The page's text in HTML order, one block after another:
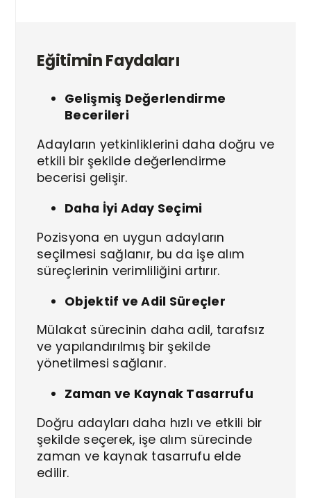
Eğitimin Faydaları
Gelişmiş Değerlendirme
Becerileri
Adayların yetkinliklerini daha doğru ve
etkili bir şekilde değerlendirme
becerisi gelişir.
Daha İyi Aday Seçimi
Pozisyona en uygun adayların
seçilmesi sağlanır, bu da işe alım
süreçlerinin verimliliğini artırır.
Objektif ve Adil Süreçler
Mülakat sürecinin daha adil, tarafsız
ve yapılandırılmış bir şekilde
yönetilmesi sağlanır.
Zaman ve Kaynak Tasarrufu
Doğru adayları daha hızlı ve etkili bir
şekilde seçerek, işe alım sürecinde
zaman ve kaynak tasarrufu elde
edilir.